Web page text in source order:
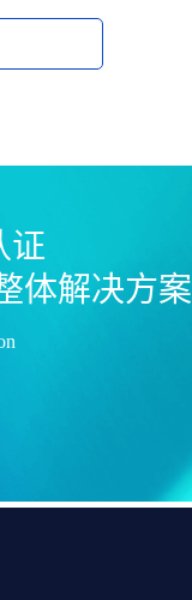
证
体解决方案